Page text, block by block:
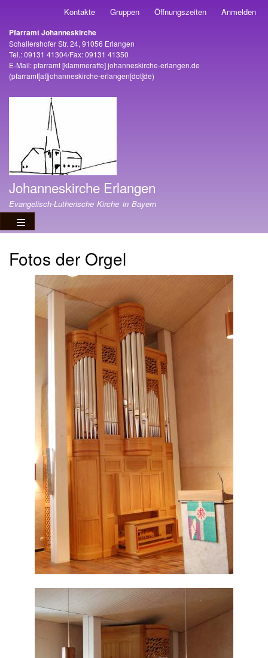
Kontakte Gruppen Öffnungszeiten Anmelden
Adresse
Pfarramt Johanneskirche
Schallershofer Str. 24, 91056 Erlangen
Tel.: 09131 41304/Fax: 09131 41350
E-Mail:pfarramt[klammeraffe]johanneskirche-erlangen.de
(pfarramt[at]johanneskirche-erlangen[dot]de)
Johanneskirche Erlangen
Evangelisch-Lutherische Kirche in Bayern
Fotos der Orgel